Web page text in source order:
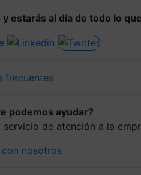
y estarás al día de todo lo
frecuentes
podemos ayudar?
servicio de atención a la
nosotros